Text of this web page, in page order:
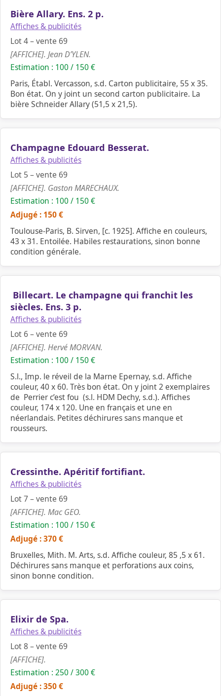
Bière Allary. Ens. 2 p.
Affiches & publicités
Lot 4 – vente 69
[AFFICHE]. Jean D’YLEN.
Estimation : 100 / 150 €
Paris, Établ. Vercasson, s.d. Carton publicitaire, 55 x 35.
Bon état. On y joint un second carton publicitaire. La
bière Schneider Allary (51,5 x 21,5).
Champagne Edouard Besserat.
Affiches & publicités
Lot 5 – vente 69
[AFFICHE]. Gaston MARECHAUX.
Estimation : 100 / 150 €
Adjugé : 150 €
Toulouse-Paris, B. Sirven, [c. 1925]. Affiche en couleurs,
43 x 31. Entoilée. Habiles restaurations, sinon bonne
condition générale.
Billecart. Le champagne qui franchit les
siècles. Ens. 3 p.
Affiches & publicités
Lot 6 – vente 69
[AFFICHE]. Hervé MORVAN.
Estimation : 100 / 150 €
S.l., Imp. le réveil de la Marne Epernay, s.d. Affiche
couleur, 40 x 60. Très bon état. On y joint 2 exemplaires
de Perrier c’est fou (s.l. HDM Dechy, s.d.). Affiches
couleur, 174 x 120. Une en français et une en
néerlandais. Petites déchirures sans manque et
rousseurs.
Cressinthe. Apéritif fortifiant.
Affiches & publicités
Lot 7 – vente 69
[AFFICHE]. Mac GEO.
Estimation : 100 / 150 €
Adjugé : 370 €
Bruxelles, Mith. M. Arts, s.d. Affiche couleur, 85 ,5 x 61.
Déchirures sans manque et perforations aux coins,
sinon bonne condition.
Elixir de Spa.
Affiches & publicités
Lot 8 – vente 69
[AFFICHE].
Estimation : 250 / 300 €
Adjugé : 350 €